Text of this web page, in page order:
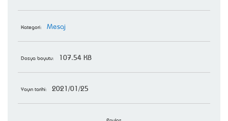
Kategori: Mesaj
Dosya boyutu: 107.54 KB
Yayın tarihi: 2021/01/25
Paylaş